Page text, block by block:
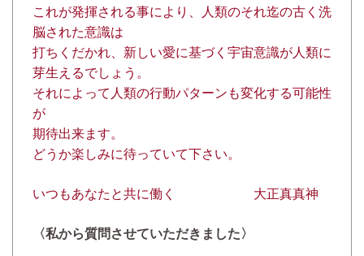
これが発揮される事により、人類のそれ迄の古く洗
脳された意識は
打ちくだかれ、新しい愛に基づく宇宙意識が人類に
芽生えるでしょう。
それによって人類の行動パターンも変化する可能性
が
期待出来ます。
どうか楽しみに待っていて下さい。
いつもあなたと共に働く 大正真真神
〈私から質問させていただきました〉